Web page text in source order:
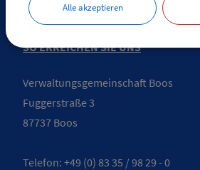
SO ERREICHEN SIE UNS
Verwaltungsgemeinschaft Boos
Fuggerstraße 3
87737 Boos
Telefon: +49 (0) 83 35 / 98 29 - 0
Alle akzeptieren